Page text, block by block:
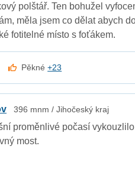
polštář. Ten bohužel
měla jsem co dělat abych
fotitelné místo s foťákem.
Pěkné+23
396 mnm / Jihočeský kraj
proměnlivé počasí
most.